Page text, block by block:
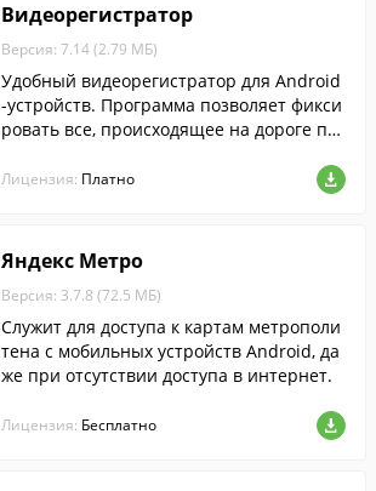
Видеорегистратор
Версия: 7.14 (2.79 МБ)
Удобный видеорегистратор для Android
-устройств. Программа позволяет фикси
ровать все, происходящее на дороге пе
Лицензия: Платно
Яндекс Метро
Версия: 3.7.8 (72.5 МБ)
Служит для доступа к картам метрополи
тена с мобильных устройств Android, да
же при отсутствии доступа в интернет.
Лицензия: Бесплатно